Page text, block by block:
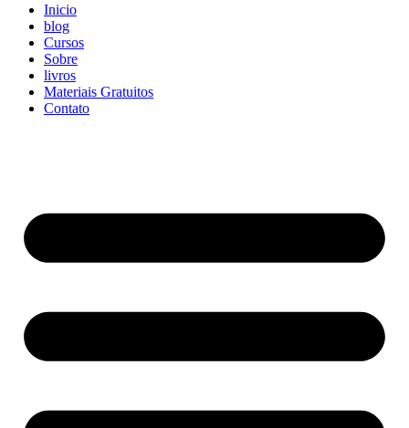
Inicio
blog
Cursos
Sobre
livros
Materiais Gratuitos
Contato